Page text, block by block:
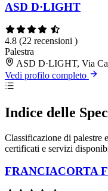
ASD D·LIGHT
4.8 (22 recensioni )
Palestra
ASD D·LIGHT, Via
Vedi profilo completo
Indice delle
Classificazione di palestre
certificati e servizi
FRANCIACORTA